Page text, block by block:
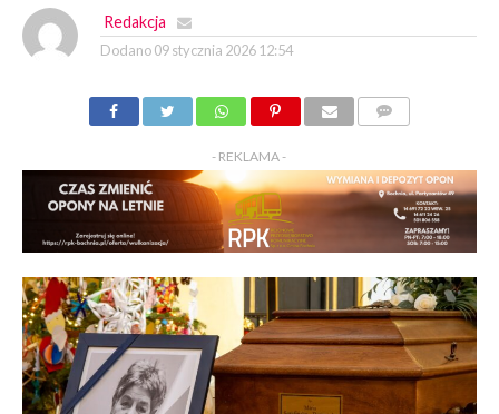
Redakcja
Dodano 09 stycznia 2026 12:54
- REKLAMA -